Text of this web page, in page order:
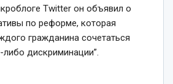
Twitter он объявил о
по реформе, которая
гражданина сочетаться
дискриминации”.